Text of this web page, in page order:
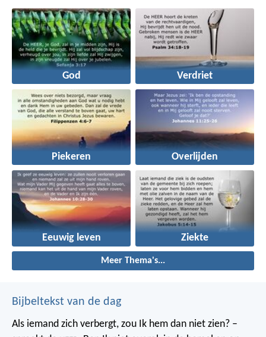
God Verdriet
Piekeren Overlijden
Eeuwig leven Ziekte
Meer Thema's...
Bijbeltekst van de dag
Als iemand zich verbergt, zou Ik hem dan niet zien? –